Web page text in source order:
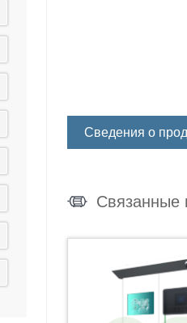
Сведения о
Связанные